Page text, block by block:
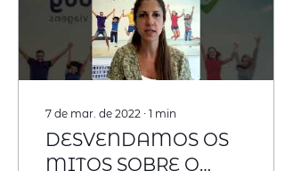
7 de mar. de 2022 ∙ 1 min
DESVENDAMOS OS
MITOS SOBRE O